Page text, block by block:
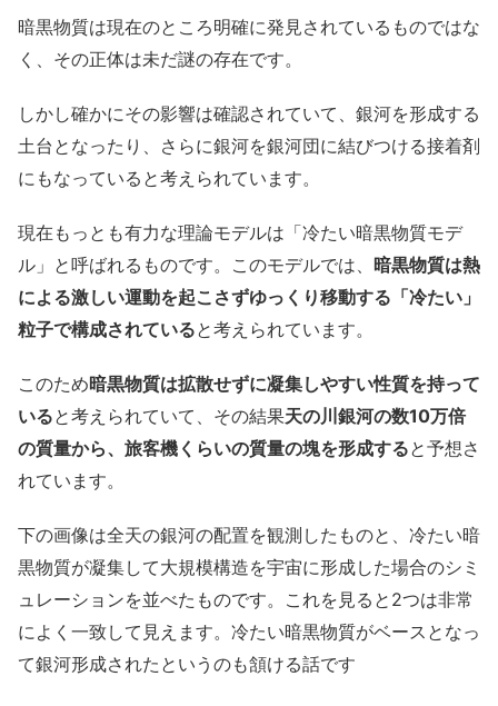
暗黒物質は現在のところ明確に発見されているものではな
く、その正体は未だ謎の存在です。
しかし確かにその影響は確認されていて、銀河を形成する
土台となったり、さらに銀河を銀河団に結びつける接着剤
にもなっていると考えられています。
現在もっとも有力な理論モデルは「冷たい暗黒物質モデ
ル」と呼ばれるものです。このモデルでは、 暗黒物質は熱
による激しい運動を起こさずゆっくり移動する「冷たい」
粒子で構成されていると考えられています。
このため暗黒物質は拡散せずに凝集しやすい性質を持って
いると考えられていて、その結果天の川銀河の数10万倍
の質量から、旅客機くらいの質量の塊を形成すると予想さ
れています。
下の画像は全天の銀河の配置を観測したものと、冷たい暗
黒物質が凝集して大規模構造を宇宙に形成した場合のシミ
ュレーションを並べたものです。これを見ると2つは非常
によく一致して見えます。冷たい暗黒物質がベースとなっ
て銀河形成されたというのも頷ける話です